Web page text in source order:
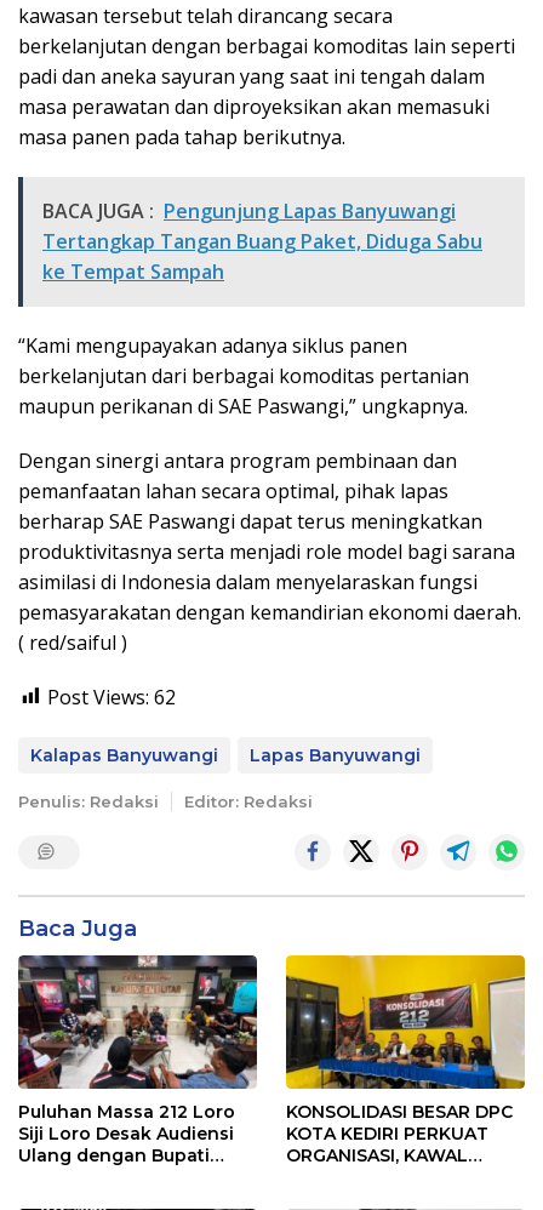
kawasan tersebut telah dirancang secara
berkelanjutan dengan berbagai komoditas lain seperti
padi dan aneka sayuran yang saat ini tengah dalam
masa perawatan dan diproyeksikan akan memasuki
masa panen pada tahap berikutnya.
BACA JUGA : Pengunjung Lapas Banyuwangi
Tertangkap Tangan Buang Paket, Diduga Sabu
ke Tempat Sampah
“Kami mengupayakan adanya siklus panen
berkelanjutan dari berbagai komoditas pertanian
maupun perikanan di SAE Paswangi,” ungkapnya.
Dengan sinergi antara program pembinaan dan
pemanfaatan lahan secara optimal, pihak lapas
berharap SAE Paswangi dapat terus meningkatkan
produktivitasnya serta menjadi role model bagi sarana
asimilasi di Indonesia dalam menyelaraskan fungsi
pemasyarakatan dengan kemandirian ekonomi daerah.
( red/saiful )
Post Views: 62
Kalapas Banyuwangi Lapas Banyuwangi
Penulis: Redaksi Editor: Redaksi
Baca Juga
Puluhan Massa 212 Loro
Siji Loro Desak Audiensi
Ulang dengan Bupati
KONSOLIDASI BESAR DPC
KOTA KEDIRI PERKUAT
ORGANISASI, KAWAL